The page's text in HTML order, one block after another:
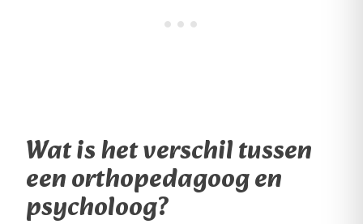
Wat is het verschil tussen
een orthopedagoog en
psycholoog?